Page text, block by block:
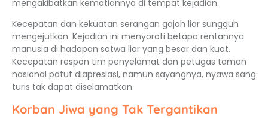
mengakibatkan kematiannya di tempat kejadian.
Kecepatan dan kekuatan serangan gajah liar sungguh
mengejutkan. Kejadian ini menyoroti betapa rentannya
manusia di hadapan satwa liar yang besar dan kuat.
Kecepatan respon tim penyelamat dan petugas taman
nasional patut diapresiasi, namun sayangnya, nyawa sang
turis tak dapat diselamatkan.
Korban Jiwa yang Tak Tergantikan